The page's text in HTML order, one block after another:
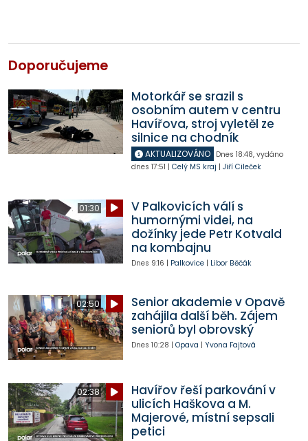
Doporučujeme
Motorkář se srazil s
osobním autem v centru
Havířova, stroj vyletěl ze
silnice na chodník
AKTUALIZOVÁNO Dnes 18:48, vydáno
dnes 17:51 | Celý MS kraj | Jiří Cileček
01:30
V Palkovicích válí s
humornými videi, na
dožínky jede Petr Kotvald
na kombajnu
Dnes 9:16 | Palkovice| Libor Běčák
02:50
Senior akademie v Opavě
zahájila další běh. Zájem
seniorů byl obrovský
Dnes 10:28 | Opava | Yvona Fajtová
02:38
Havířov řeší parkování v
ulicích Haškova a M.
Majerové, místní sepsali
petici